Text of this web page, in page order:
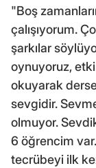
"Boş
çalışıyorum.
şarkılar
oynuyoruz,
okuyarak
sevgidir.
olmuyor.
6 öğrencim
tecrübeyi ilk